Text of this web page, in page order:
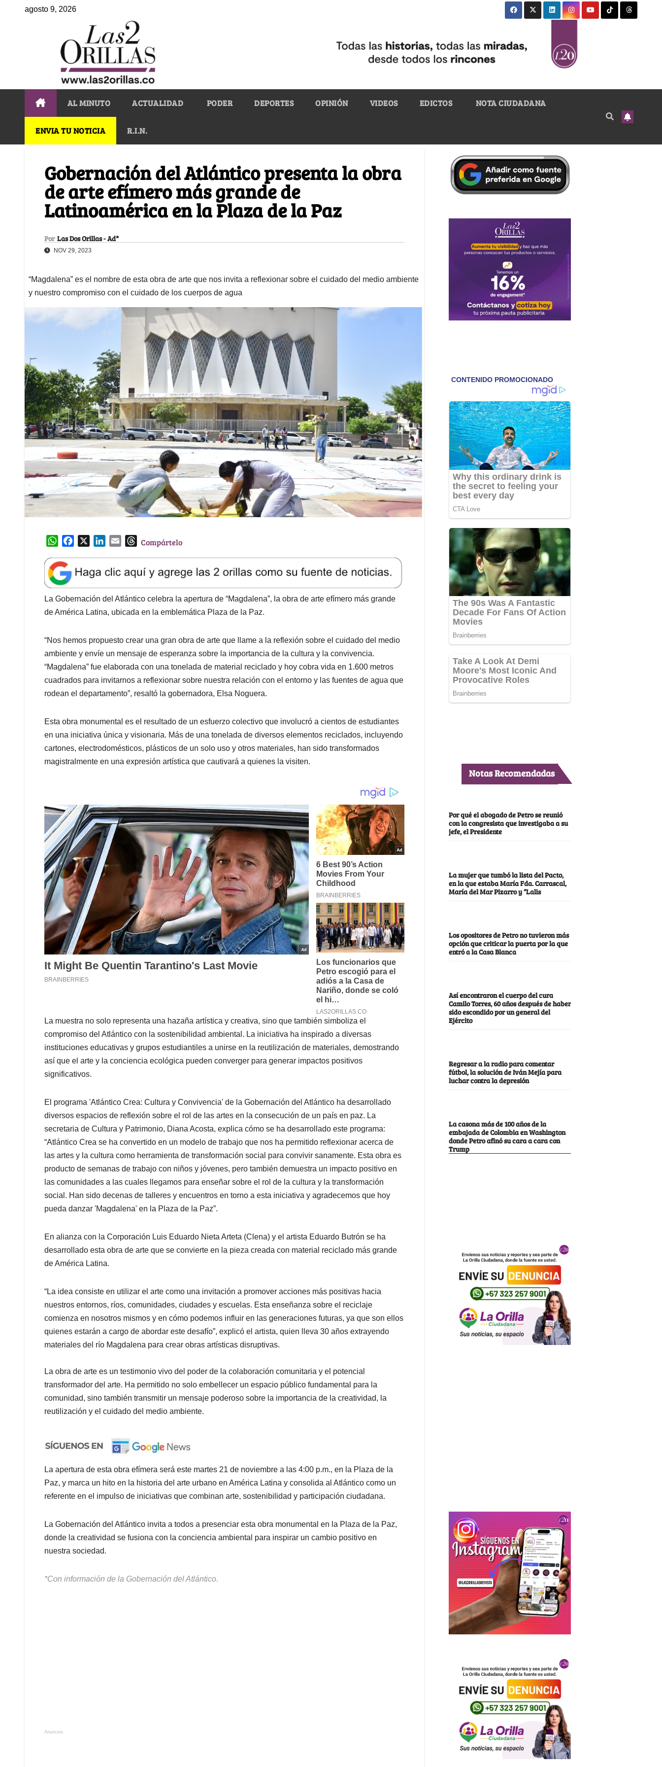
agosto 9, 2026
AL MINUTO ACTUALIDAD PODER DEPORTES OPINIÓN VIDEOS EDICTOS NOTA CIUDADANA
ENVIA TU NOTICIA R.I.N.
Gobernación del Atlántico presenta la obra
de arte efímero más grande de
Latinoamérica en la Plaza de la Paz
Por Las Dos Orillas - Ad*
NOV 29, 2023
“Magdalena” es el nombre de esta obra de arte que nos invita a reflexionar sobre el cuidado del medio ambiente
y nuestro compromiso con el cuidado de los cuerpos de agua
W
a
t
s
A
p
e
b
o
o
k
e
d
I
l
T
e
a
d
s
Compártelo
La Gobernación del Atlántico celebra la apertura de “Magdalena”, la obra de arte efímero más grande
de América Latina, ubicada en la emblemática Plaza de la Paz.
“Nos hemos propuesto crear una gran obra de arte que llame a la reflexión sobre el cuidado del medio
ambiente y envíe un mensaje de esperanza sobre la importancia de la cultura y la convivencia.
“Magdalena” fue elaborada con una tonelada de material reciclado y hoy cobra vida en 1.600 metros
cuadrados para invitarnos a reflexionar sobre nuestra relación con el entorno y las fuentes de agua que
rodean el departamento”, resaltó la gobernadora, Elsa Noguera.
Esta obra monumental es el resultado de un esfuerzo colectivo que involucró a cientos de estudiantes
en una iniciativa única y visionaria. Más de una tonelada de diversos elementos reciclados, incluyendo
cartones, electrodomésticos, plásticos de un solo uso y otros materiales, han sido transformados
magistralmente en una expresión artística que cautivará a quienes la visiten.
La muestra no solo representa una hazaña artística y creativa, sino que también simboliza el
compromiso del Atlántico con la sostenibilidad ambiental. La iniciativa ha inspirado a diversas
instituciones educativas y grupos estudiantiles a unirse en la reutilización de materiales, demostrando
así que el arte y la conciencia ecológica pueden converger para generar impactos positivos
significativos.
El programa 'Atlántico Crea: Cultura y Convivencia' de la Gobernación del Atlántico ha desarrollado
diversos espacios de reflexión sobre el rol de las artes en la consecución de un país en paz. La
secretaria de Cultura y Patrimonio, Diana Acosta, explica cómo se ha desarrollado este programa:
“Atlántico Crea se ha convertido en un modelo de trabajo que nos ha permitido reflexionar acerca de
las artes y la cultura como herramienta de transformación social para convivir sanamente. Esta obra es
producto de semanas de trabajo con niños y jóvenes, pero también demuestra un impacto positivo en
las comunidades a las cuales llegamos para enseñar sobre el rol de la cultura y la transformación
social. Han sido decenas de talleres y encuentros en torno a esta iniciativa y agradecemos que hoy
pueda danzar 'Magdalena' en la Plaza de la Paz”.
En alianza con la Corporación Luis Eduardo Nieta Arteta (Clena) y el artista Eduardo Butrón se ha
desarrollado esta obra de arte que se convierte en la pieza creada con material reciclado más grande
de América Latina.
“La idea consiste en utilizar el arte como una invitación a promover acciones más positivas hacia
nuestros entornos, ríos, comunidades, ciudades y escuelas. Esta enseñanza sobre el reciclaje
comienza en nosotros mismos y en cómo podemos influir en las generaciones futuras, ya que son ellos
quienes estarán a cargo de abordar este desafío”, explicó el artista, quien lleva 30 años extrayendo
materiales del río Magdalena para crear obras artísticas disruptivas.
La obra de arte es un testimonio vivo del poder de la colaboración comunitaria y el potencial
transformador del arte. Ha permitido no solo embellecer un espacio público fundamental para la
comunidad, sino también transmitir un mensaje poderoso sobre la importancia de la creatividad, la
reutilización y el cuidado del medio ambiente.
La apertura de esta obra efímera será este martes 21 de noviembre a las 4:00 p.m., en la Plaza de la
Paz, y marca un hito en la historia del arte urbano en América Latina y consolida al Atlántico como un
referente en el impulso de iniciativas que combinan arte, sostenibilidad y participación ciudadana.
La Gobernación del Atlántico invita a todos a presenciar esta obra monumental en la Plaza de la Paz,
donde la creatividad se fusiona con la conciencia ambiental para inspirar un cambio positivo en
nuestra sociedad.
*Con información de la Gobernación del Atlántico.
Anuncios.
Notas Recomendadas
Por qué el abogado de Petro se reunió
con la congresista que investigaba a su
jefe, el Presidente
La mujer que tumbó la lista del Pacto,
en la que estaba María Fda. Carrascal,
María del Mar Pizarro y “Lalis
Los opositores de Petro no tuvieron más
opción que criticar la puerta por la que
entró a la Casa Blanca
Así encontraron el cuerpo del cura
Camilo Torres, 60 años después de haber
sido escondido por un general del
Ejército
Regresar a la radio para comentar
fútbol, la solución de Iván Mejía para
luchar contra la depresión
La casona más de 100 años de la
embajada de Colombia en Washington
donde Petro afinó su cara a cara con
Trump